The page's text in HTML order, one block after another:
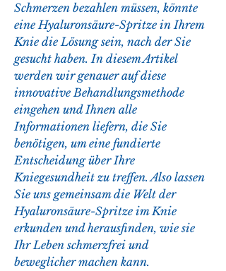
Schmerzen bezahlen müssen, könnte
eine Hyaluronsäure-Spritze in Ihrem
Knie die Lösung sein, nach der Sie
gesucht haben. In diesem Artikel
werden wir genauer auf diese
innovative Behandlungsmethode
eingehen und Ihnen alle
Informationen liefern, die Sie
benötigen, um eine fundierte
Entscheidung über Ihre
Kniegesundheit zu treffen. Also lassen
Sie uns gemeinsam die Welt der
Hyaluronsäure-Spritze im Knie
erkunden und herausfinden, wie sie
Ihr Leben schmerzfrei und
beweglicher machen kann.